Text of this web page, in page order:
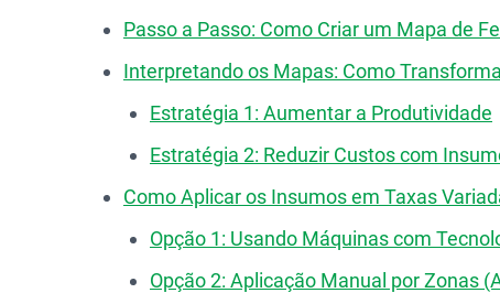
Passo a Passo: Como Criar um Mapa de
Interpretando os Mapas: Como
Estratégia 1: Aumentar a Produtividade
Estratégia 2: Reduzir Custos com
Como Aplicar os Insumos em Taxas
Opção 1: Usando Máquinas com
Opção 2: Aplicação Manual por Zonas